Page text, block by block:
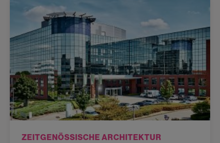
ZEITGENÖSSISCHE ARCHITEKTUR